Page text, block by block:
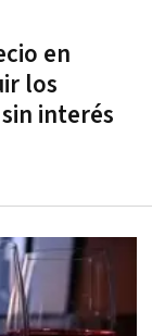
en
los
interés